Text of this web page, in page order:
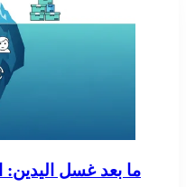
ما بعد غسل اليدين: